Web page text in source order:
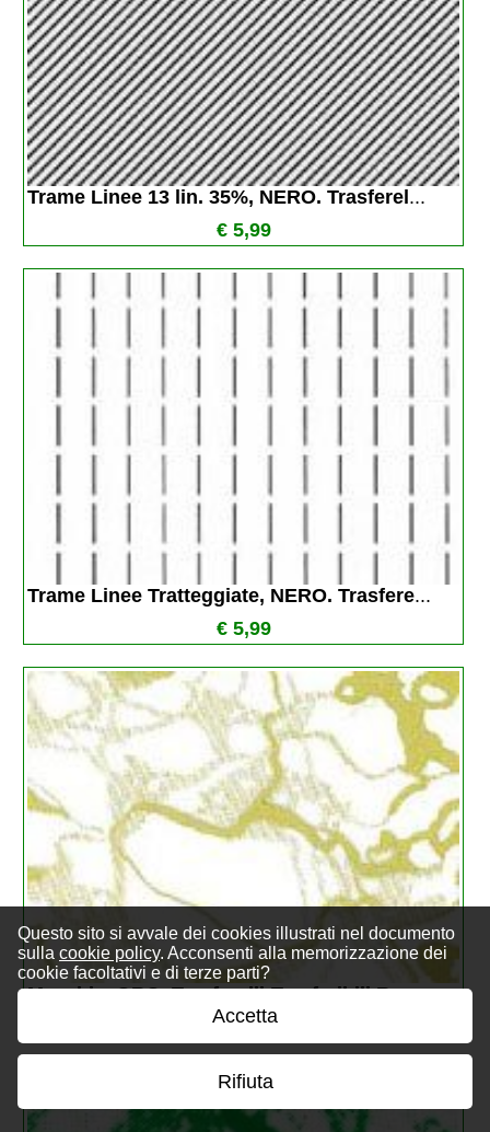
Questo sito si avvale dei cookies illustrati nel documento
sulla cookie policy. Acconsenti alla memorizzazione dei
cookie facoltativi e di terze parti?
Accetta
Rifiuta
Trame Linee 13 lin. 35%, NERO. Trasferel ...
€ 5,99
Trame Linee Tratteggiate, NERO. Trasfere...
€ 5,99
Macchie, ORO. Trasferelli-Trasferibili R...
€ 6,26